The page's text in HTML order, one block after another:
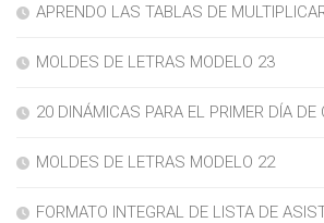
APRENDO LAS TABLAS DE
MOLDES DE LETRAS MODELO 23
20 DINÁMICAS PARA EL PRIMER DÍA DE
MOLDES DE LETRAS MODELO 22
FORMATO INTEGRAL DE LISTA DE